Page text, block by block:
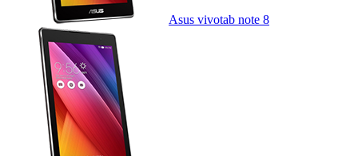
Asus vivotab note 8